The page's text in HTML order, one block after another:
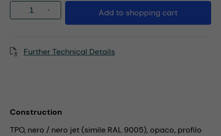
Product Quantity: Enter the desired
Add to shopping cart
Further Technical Details
Construction
TPO, nero / nero jet (simile RAL 9005), opaco, profilo